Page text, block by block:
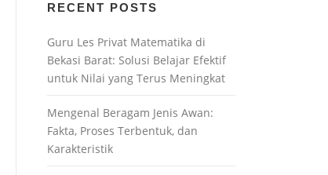
RECENT POSTS
Guru Les Privat Matematika di
Bekasi Barat: Solusi Belajar Efektif
untuk Nilai yang Terus Meningkat
Mengenal Beragam Jenis Awan:
Fakta, Proses Terbentuk, dan
Karakteristik